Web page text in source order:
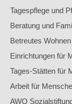
Tagespflege und
Beratung und
Betreutes Wohnen
Einrichtungen für
Tages-Stätten für
Arbeit für
AWO